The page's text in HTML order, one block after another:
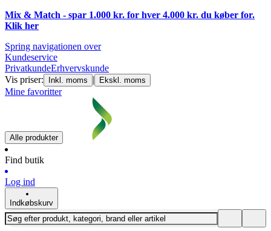
Mix & Match - spar 1.000 kr. for hver 4.000 kr. du køber for.
Klik her
Spring navigationen over
Kundeservice
PrivatkundeErhvervskunde
Vis priser:
Inkl. moms | Ekskl. moms
Mine favoritter
Alle produkter
Find butik
Log ind
Indkøbskurv